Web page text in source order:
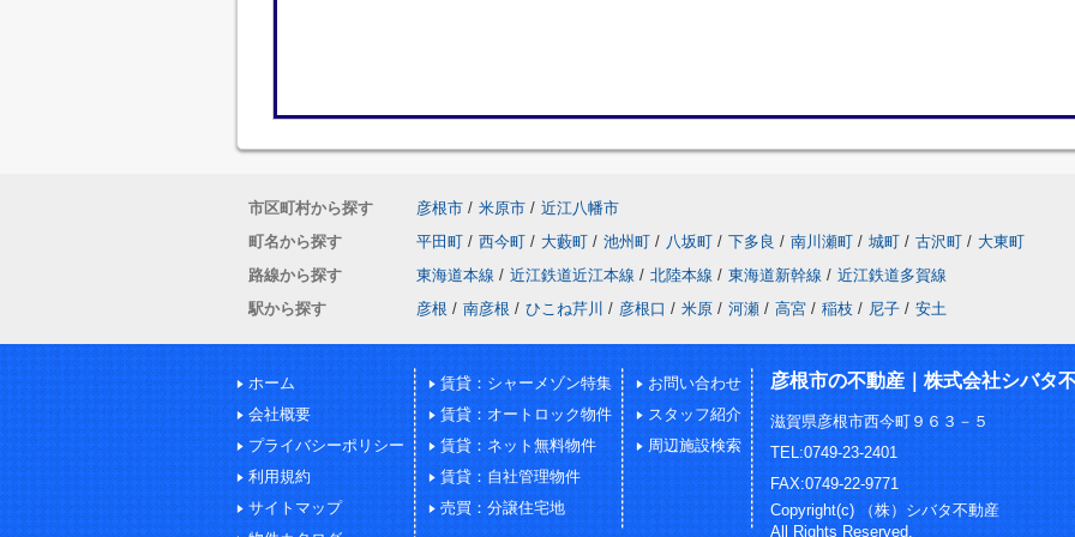
市区町村から探す 彦根市 / 米原市 / 近江八幡市
町名から探す
平田町 / 西今町 / 大藪町 / 池州町 / 八坂町 / 下多良 / 南川瀬町 / 城町 / 古沢町 / 大東町
路線から探す
東海道本線 / 近江鉄道近江本線 / 北陸本線 / 東海道新幹線 / 近江鉄道多賀線
駅から探す
彦根 / 南彦根 / ひこね芹川 / 彦根口 / 米原 / 河瀬 / 高宮 / 稲枝 / 尼子 / 安土
ホーム
会社概要
プライバシーポリシー
利用規約
サイトマップ
賃貸：シャーメゾン特集
賃貸：オートロック物件
賃貸：ネット無料物件
賃貸：自社管理物件
売買：分譲住宅地
お問い合わせ
スタッフ紹介
周辺施設検索
彦根市の不動産｜株式会社シバタ
滋賀県彦根市西今町９６３－５
TEL:0749-23-2401
FAX:0749-22-9771
Copyright(c) （株）シバタ不動産
All Rights Reserved.